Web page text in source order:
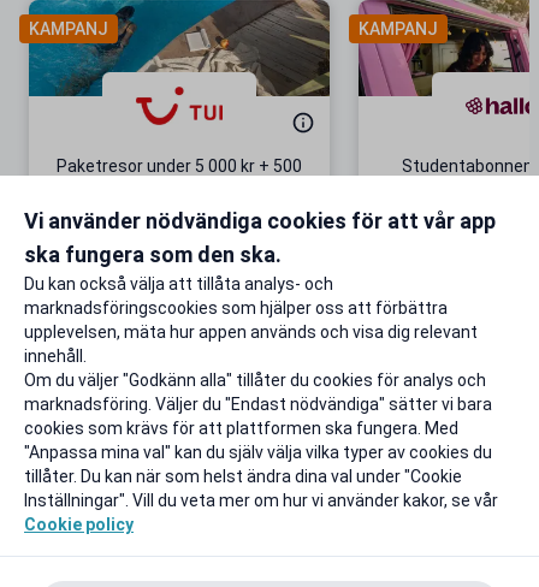
KAMPANJ
Paketresor under 5 000 kr + 500
Gäller även på redan prissänkta
Till rabatten
KAMPANJ
+ 20 GB
Vi använder nödvändiga cookies för att vår app
ska fungera som den ska.
Du kan också välja att tillåta analys- och
marknadsföringscookies som hjälper oss att förbättra
upplevelsen, mäta hur appen används och visa dig relevant
innehåll.
Om du väljer "Godkänn alla" tillåter du cookies för analys och
marknadsföring. Väljer du "Endast nödvändiga" sätter vi bara
cookies som krävs för att plattformen ska fungera. Med
"Anpassa mina val" kan du själv välja vilka typer av cookies du
tillåter. Du kan när som helst ändra dina val under "Cookie
Inställningar". Vill du veta mer om hur vi använder kakor, se vår
Cookie policy